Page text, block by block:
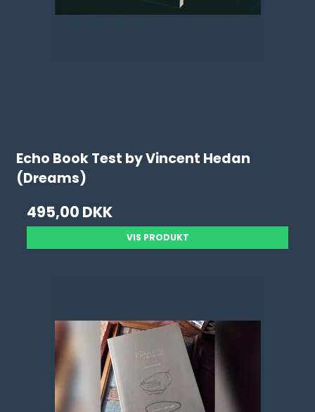
Echo Book Test by Vincent Hedan
(Dreams)
495,00 DKK
VIS PRODUKT